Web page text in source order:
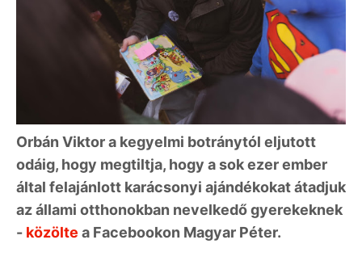
Orbán Viktor a kegyelmi botránytól eljutott
odáig, hogy megtiltja, hogy a sok ezer ember
által felajánlott karácsonyi ajándékokat átadjuk
az állami otthonokban nevelkedő gyerekeknek
- közölte a Facebookon Magyar Péter.